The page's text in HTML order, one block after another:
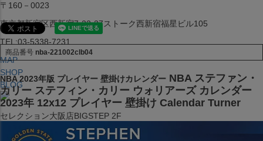
〒160－0023
東京都新宿区西新宿7-22-37ストーク西新宿福星ビル105
TEL:03-5338-7231
MAP
SHOP
BLOG
セレクション大阪店BIGSTEP 2F
営業：平日・土日祝12:00～19:00
商品番号 nba-221002clb04
NBA 2023年版 プレイヤー 壁掛けカレンダー NBA ステファン・
カリー ステフィン・カリー ウォリアーズ カレンダー
2023年 12x12 プレイヤー 壁掛け Calendar Turner